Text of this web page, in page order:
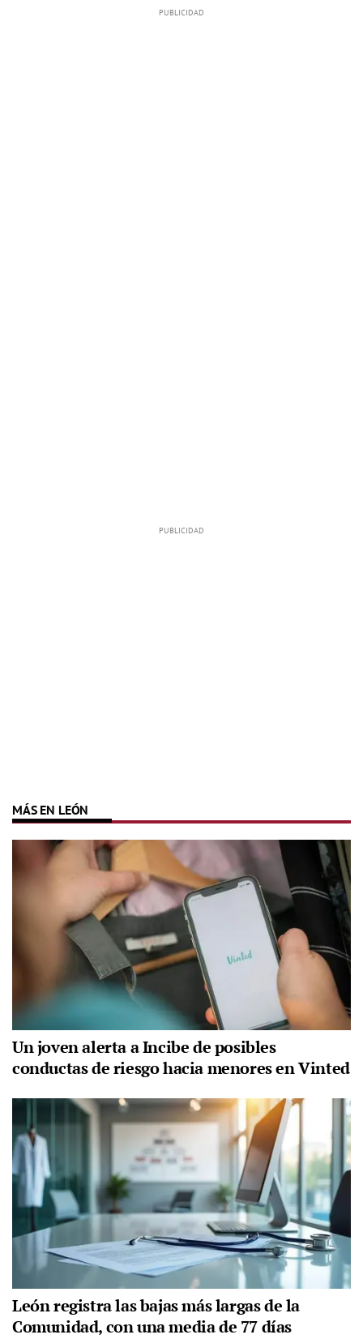
MÁS EN LEÓN
Un joven alerta a Incibe de posibles
conductas de riesgo hacia menores en Vinted
León registra las bajas más largas de la
Comunidad, con una media de 77 días